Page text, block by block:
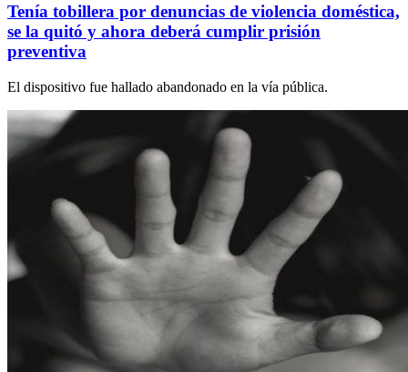
Tenía tobillera por denuncias de violencia doméstica,
se la quitó y ahora deberá cumplir prisión
preventiva
El dispositivo fue hallado abandonado en la vía pública.